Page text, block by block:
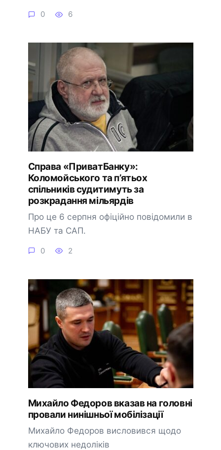
0 6
Справа «ПриватБанку»:
Коломойського та п’ятьох
спільників судитимуть за
розкрадання мільярдів
Про це 6 серпня офіційно повідомили в
НАБУ та САП.
0 2
Михайло Федоров вказав на головні
провали нинішньої мобілізації
Михайло Федоров висловився щодо
ключових недоліків